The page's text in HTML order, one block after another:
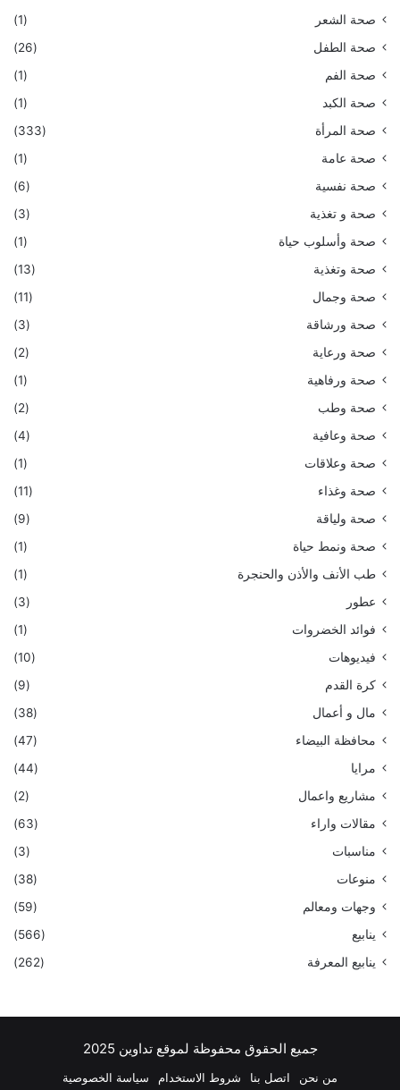
صحة الشعر
(1)
صحة الطفل
(26)
صحة الفم
(1)
صحة الكبد
(1)
صحة المرأة
(333)
صحة عامة
(1)
صحة نفسية
(6)
صحة و تغذية
(3)
صحة وأسلوب حياة
(1)
صحة وتغذية
(13)
صحة وجمال
(11)
صحة ورشاقة
(3)
صحة ورعاية
(2)
صحة ورفاهية
(1)
صحة وطب
(2)
صحة وعافية
(4)
صحة وعلاقات
(1)
صحة وغذاء
(11)
صحة ولياقة
(9)
صحة ونمط حياة
(1)
طب الأنف والأذن والحنجرة
(1)
عطور
(3)
فوائد الخضروات
(1)
فيديوهات
(10)
كرة القدم
(9)
مال و أعمال
(38)
محافظة البيضاء
(47)
مرايا
(44)
مشاريع واعمال
(2)
مقالات واراء
(63)
مناسبات
(3)
منوعات
(38)
وجهات ومعالم
(59)
ينابيع
(566)
ينابيع المعرفة
(262)
جميع الحقوق محفوظة لموقع تداوين 2025
من نحن اتصل بنا شروط الاستخدام سياسة الخصوصية